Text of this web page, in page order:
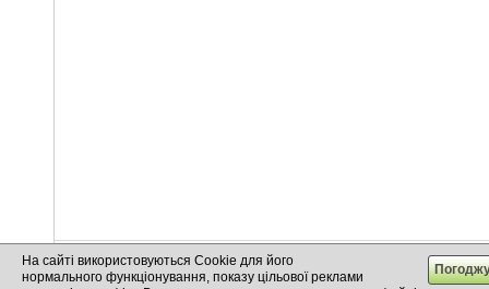
info@cargo.lt
+370 655 17777
+380 50 337-20-47
На сайті використовуються Cookie для його
нормального функціонування, показу цільової реклами